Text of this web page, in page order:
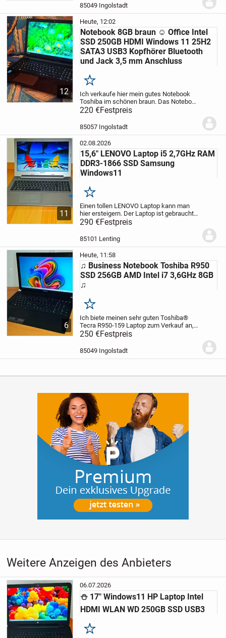
Technisch ist er auch top. Auch ist...
85049 Ingolstadt
12
Heute, 12:02
Notebook 8GB braun ☺ Office Intel
SSD 250GB HDMI Windows 11 25H2
SATA3 USB3 Kopfhörer Bluetooth
und Jack 3,5 mm Anschluss
Merken
Ich verkaufe hier mein gutes Notebook
Toshiba im schönen braun. Das Notebook
befindet sich in einem guten Zustand.
Den optischen Zustand können Sie auf
den originalen Bildern sehen. Auf dem
Notebook...
220 €Festpreis
85057 Ingolstadt
11
02.08.2026
15,6" LENOVO Laptop i5 2,7GHz RAM
DDR3-1866 SSD Samsung
Windows11
Merken
Einen tollen LENOVO Laptop kann man
hier ersteigern. Der Laptop ist gebraucht.
Er befindet sich in einem guten Zustand
und funktioniert schnell. Der Laptop ist
mit einem Full HD (1920 x 1080) Display...
290 €Festpreis
85101 Lenting
6
Heute, 11:58
♫ Business Notebook Toshiba R950
SSD 256GB AMD Intel i7 3,6GHz 8GB
♫
Merken
Ich biete meinen sehr guten Toshiba®
Tecra R950-159 Laptop zum Verkauf an,
der meistens gesucht wird. Das ist ein
professionelles Gerät. Der Neupreis lag
über 1500€. Heute sind Preise über 400€
250 €Festpreis
85049 Ingolstadt
Weitere Anzeigen des Anbieters
06.07.2026
⛄️ 17" Windows11 HP Laptop Intel
HDMI WLAN WD 250GB SSD USB3
Merken